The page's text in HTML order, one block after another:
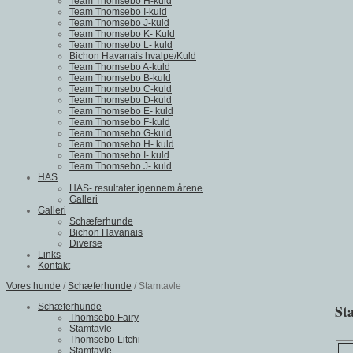
Team Thomsebo I-kuld
Team Thomsebo J-kuld
Team Thomsebo K- Kuld
Team Thomsebo L- kuld
Bichon Havanais hvalpe/Kuld
Team Thomsebo A-kuld
Team Thomsebo B-kuld
Team Thomsebo C-kuld
Team Thomsebo D-kuld
Team Thomsebo E- kuld
Team Thomsebo F-kuld
Team Thomsebo G-kuld
Team Thomsebo H- kuld
Team Thomsebo I- kuld
Team Thomsebo J- kuld
HAS
HAS- resultater igennem årene
Galleri
Galleri
Schæferhunde
Bichon Havanais
Diverse
Links
Kontakt
Vores hunde / Schæferhunde / Stamtavle
Schæferhunde
Thomsebo Fairy
Stamtavle
Thomsebo Litchi
Stamtavle